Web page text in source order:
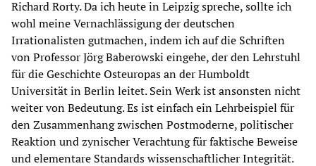
Richard Rorty. Da ich heute in Leipzig spreche, sollte ich
wohl meine Vernachlässigung der deutschen
Irrationalisten gutmachen, indem ich auf die Schriften
von Professor Jörg Baberowski eingehe, der den Lehrstuhl
für die Geschichte Osteuropas an der Humboldt
Universität in Berlin leitet. Sein Werk ist ansonsten nicht
weiter von Bedeutung. Es ist einfach ein Lehrbeispiel für
den Zusammenhang zwischen Postmoderne, politischer
Reaktion und zynischer Verachtung für faktische Beweise
und elementare Standards wissenschaftlicher Integrität.